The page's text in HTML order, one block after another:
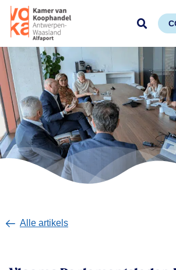
Alle artikels